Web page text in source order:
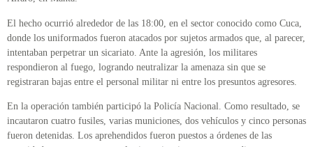
El hecho ocurrió alrededor de las 18:00, en el sector conocido como Cuca,
donde los uniformados fueron atacados por sujetos armados que, al parecer,
intentaban perpetrar un sicariato. Ante la agresión, los militares
respondieron al fuego, logrando neutralizar la amenaza sin que se
registraran bajas entre el personal militar ni entre los presuntos agresores.
En la operación también participó la Policía Nacional. Como resultado, se
incautaron cuatro fusiles, varias municiones, dos vehículos y cinco personas
fueron detenidas. Los aprehendidos fueron puestos a órdenes de las